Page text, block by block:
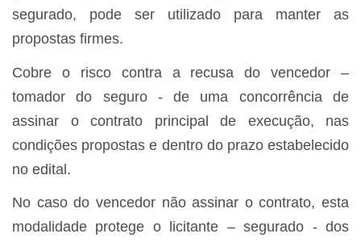
segurado, pode ser utilizado para manter as
propostas firmes.
Cobre o risco contra a recusa do vencedor –
tomador do seguro - de uma concorrência de
assinar o contrato principal de execução, nas
condições propostas e dentro do prazo estabelecido
no edital.
No caso do vencedor não assinar o contrato, esta
modalidade protege o licitante – segurado - dos